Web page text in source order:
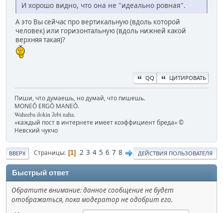
И хорошо видно, что она не "идеально ровная".
А это Вы сейчас про вертикальную (вдоль которой
человек) или горизонтальную (вдоль нижней какой
верхняя такая)?
QQ ЦИТИРОВАТЬ
Пиши, что думаешь, но думай, что пишешь.
MONEŌ ERGŌ MANEŌ.
Waheeba dokin ʔebi naha.
«каждый пост в интернете имеет коэффициент бреда» ©
Невский чукчо
ВВЕРХ Страницы 1 2 3 4 5 6 7 8 ДЕЙСТВИЯ ПОЛЬЗОВАТЕЛЯ
Быстрый ответ
Обратите внимание: данное сообщение не будет
отображаться, пока модератор не одобрит его.